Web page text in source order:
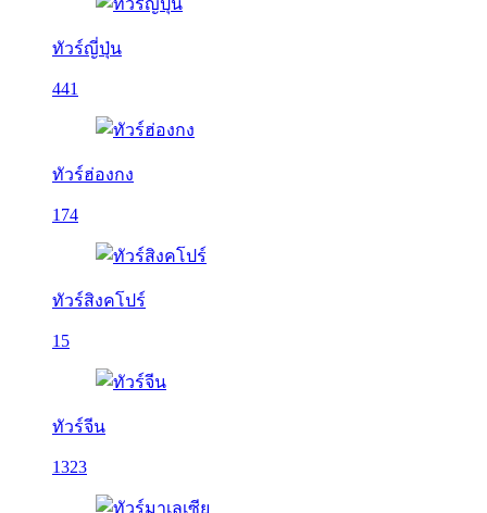
ทัวร์ญี่ปุ่น
441
ทัวร์ฮ่องกง
174
ทัวร์สิงคโปร์
15
ทัวร์จีน
1323